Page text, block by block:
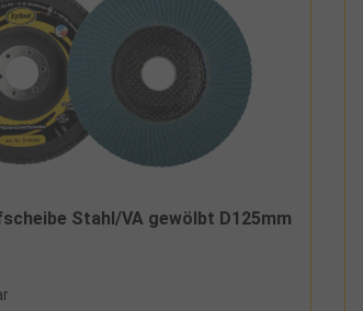
Stahl/VA gewölbt D125mm